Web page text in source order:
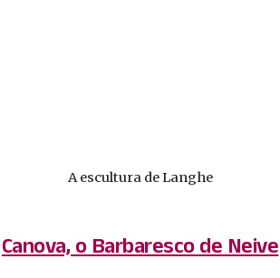
A escultura de Langhe
Canova, o Barbaresco de Neive